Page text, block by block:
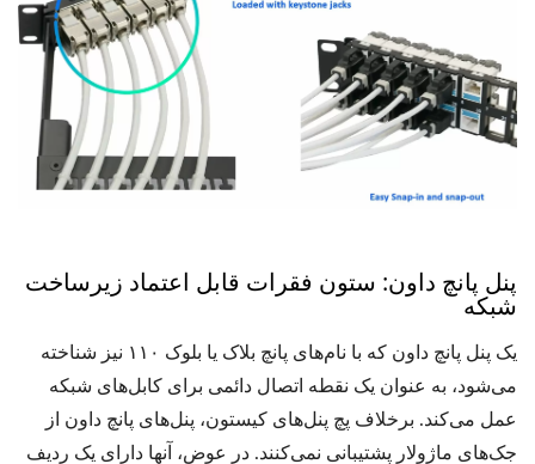
پنل پانچ داون: ستون فقرات قابل اعتماد زیرساخت
شبکه
یک پنل پانچ داون که با نام‌های پانچ بلاک یا بلوک ۱۱۰ نیز شناخته
می‌شود، به عنوان یک نقطه اتصال دائمی برای کابل‌های شبکه
عمل می‌کند. برخلاف پچ پنل‌های کیستون، پنل‌های پانچ داون از
جک‌های ماژولار پشتیبانی نمی‌کنند. در عوض، آنها دارای یک ردیف